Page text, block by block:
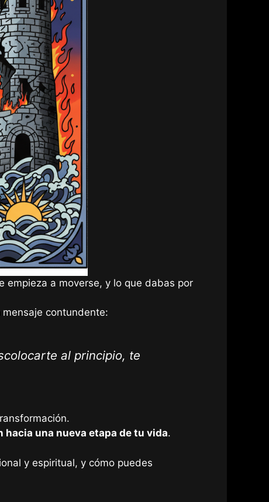
empieza a moverse, y lo que dabas por
contundente:
al principio, te
una nueva etapa de tu vida.
y espiritual, y cómo puedes